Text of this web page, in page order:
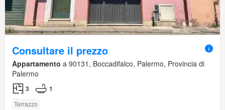
Consultare il prezzo
Appartamento a 90131, Boccadifalco, Palermo, Provincia di
Palermo
3 1
Terrazzo